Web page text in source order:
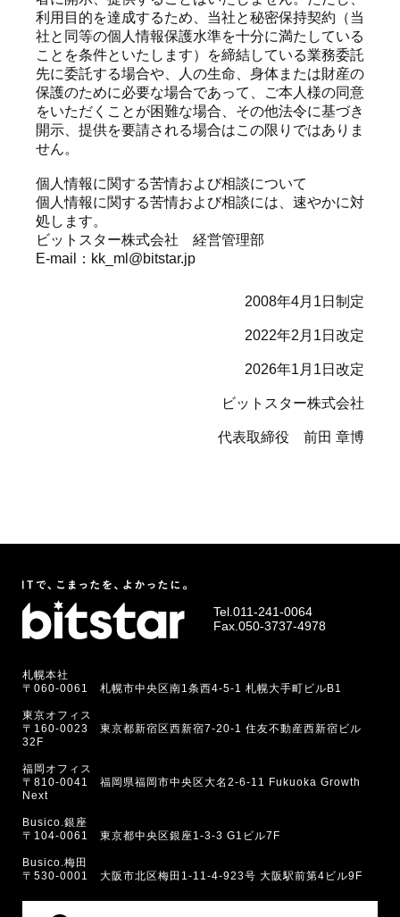
利⽤⽬的を達成するため、当社と秘密保持契約（当
社と同等の個⼈情報保護⽔準を⼗分に満たしている
ことを条件といたします）を締結している業務委託
先に委託する場合や、⼈の⽣命、⾝体または財産の
保護のために必要な場合であって、ご本⼈様の同意
をいただくことが困難な場合、その他法令に基づき
開⽰、提供を要請される場合はこの限りではありま
せん。
個⼈情報に関する苦情および相談について
個⼈情報に関する苦情および相談には、速やかに対
処します。
ビットスター株式会社 経営管理部
E-mail：kk_ml@bitstar.jp
2008年4月1日制定
2022年2月1日改定
2026年1月1日改定
ビットスター株式会社
代表取締役 前田 章博
Tel. 011-241-0064
Fax.050-3737-4978
札幌本社
〒060-0061 札幌市中央区南1条西4-5-1 札幌大手町ビルB1
東京オフィス
〒160-0023 東京都新宿区西新宿7-20-1 住友不動産西新宿ビル
32F
福岡オフィス
〒810-0041 福岡県福岡市中央区大名2-6-11 Fukuoka Growth
Next
Busico.銀座
〒104-0061 東京都中央区銀座1-3-3 G1ビル7F
Busico.梅田
〒530-0001 大阪市北区梅田1-11-4-923号 大阪駅前第4ビル9F